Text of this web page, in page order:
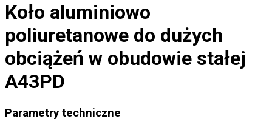
Koło aluminiowo
poliuretanowe do dużych
obciążeń w obudowie stałej
A43PD
Parametry techniczne